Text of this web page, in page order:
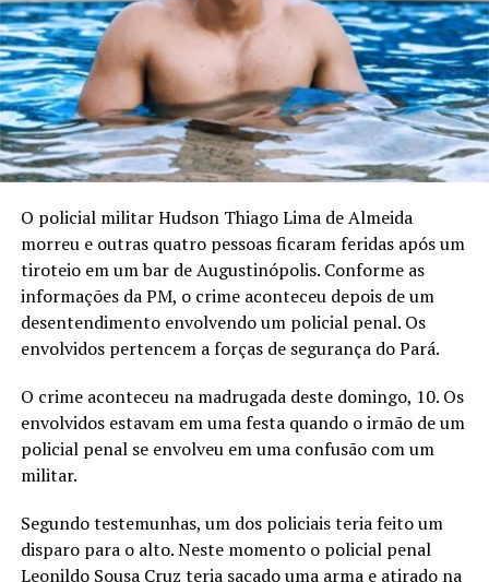
O policial militar Hudson Thiago Lima de Almeida
morreu e outras quatro pessoas ficaram feridas após um
tiroteio em um bar de Augustinópolis. Conforme as
informações da PM, o crime aconteceu depois de um
desentendimento envolvendo um policial penal. Os
envolvidos pertencem a forças de segurança do Pará.
O crime aconteceu na madrugada deste domingo, 10. Os
envolvidos estavam em uma festa quando o irmão de um
policial penal se envolveu em uma confusão com um
militar.
Segundo testemunhas, um dos policiais teria feito um
disparo para o alto. Neste momento o policial penal
Leonildo Sousa Cruz teria sacado uma arma e atirado na